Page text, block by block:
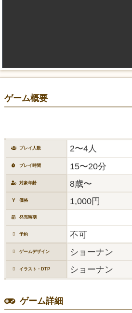
ゲーム概要
プレイ人数 2〜4人
プレイ時間 15〜20分
対象年齢 8歳〜
価格 1,000円
発売時期
予約 不可
ゲームデザイン ショーナン
イラスト・DTP ショーナン
ゲーム詳細